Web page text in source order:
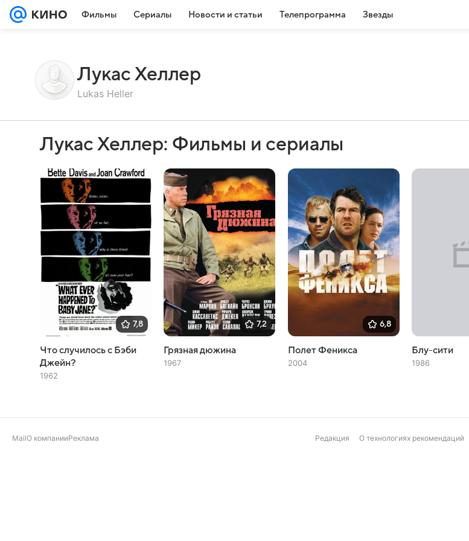
Фильмы Сериалы Новости и статьи Телепрограмма Звезды
Лукас Хеллер
Lukas Heller
Лукас Хеллер: Фильмы и сериалы
7,8
Что случилось с Бэби
Джейн?
1962
7,2
Грязная дюжина
1967
6,8
Полет Феникса
2004
Блу-сити
1986
MailО компанииРеклама Редакция О технологиях рекомендаций